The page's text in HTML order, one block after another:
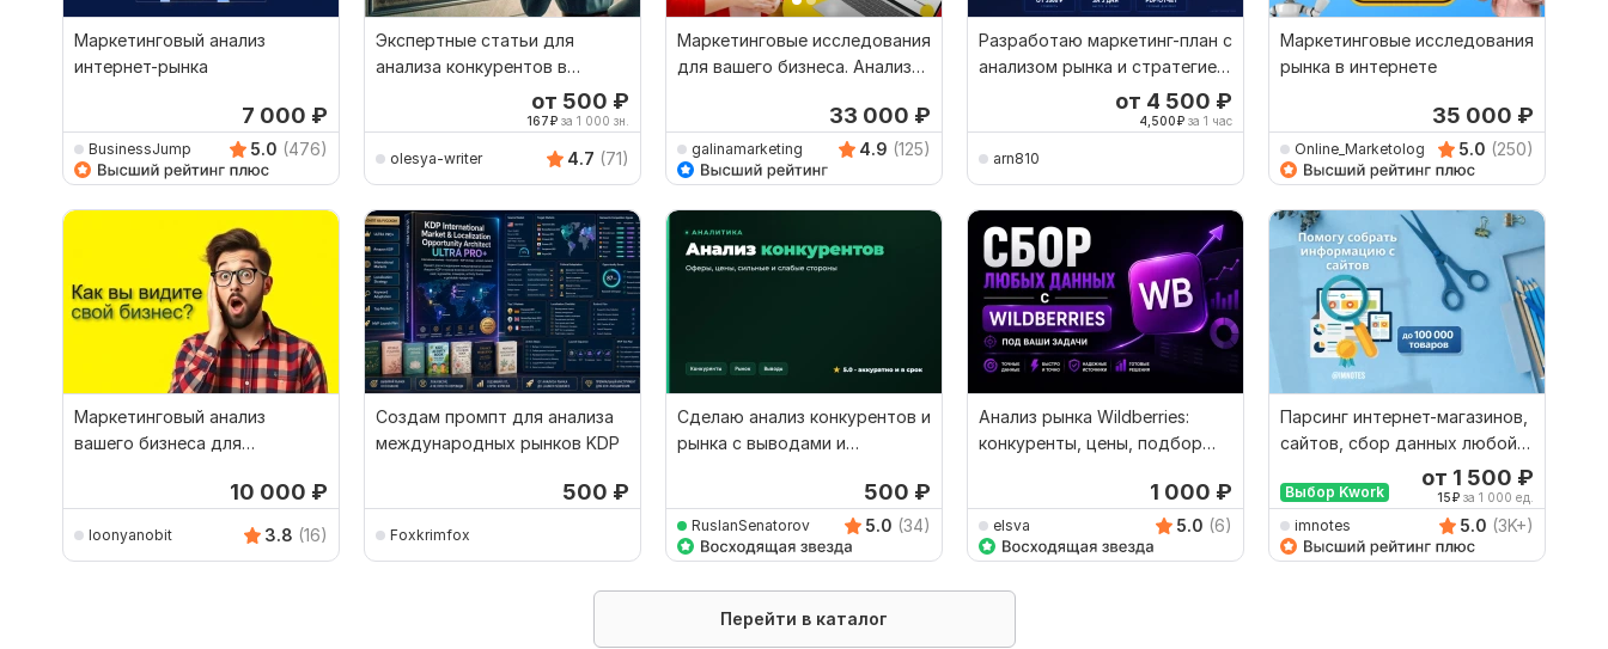
Маркетинговый анализ
интернет-рынка
7 000 ₽
BusinessJump 5.0 (476)
Экспертные статьи для
анализа конкурентов в
интернет-маркетингеот 500 ₽
167₽ за 1 000 зн.
olesya-writer 4.7 (71)
Маркетинговые исследования
для вашего бизнеса. Анализ
33 000 ₽
galinamarketing 4.9 (125)
Разработаю маркетинг-план с
анализом рынка и стратегией
от 4 500 ₽
4,500₽ за 1 час
arn810
Маркетинговые исследования
рынка в интернете
35 000 ₽
Online_Marketolog 5.0 (250)
Маркетинговый анализ
вашего бизнеса для
10 000 ₽
loonyanobit 3.8 (16)
Создам промпт для анализа
международных рынков KDP
500 ₽
Foxkrimfox
Сделаю анализ конкурентов и
рынка с выводами и
500 ₽
RuslanSenatorov 5.0 (34)
Анализ рынка Wildberries:
конкуренты, цены, подбор
1 000 ₽
elsva 5.0 (6)
Парсинг интернет-магазинов,
сайтов, сбор данных любой
Выбор Kwork
от 1 500 ₽
15₽ за 1 000 ед.
imnotes 5.0 (3K+)
Перейти в каталог